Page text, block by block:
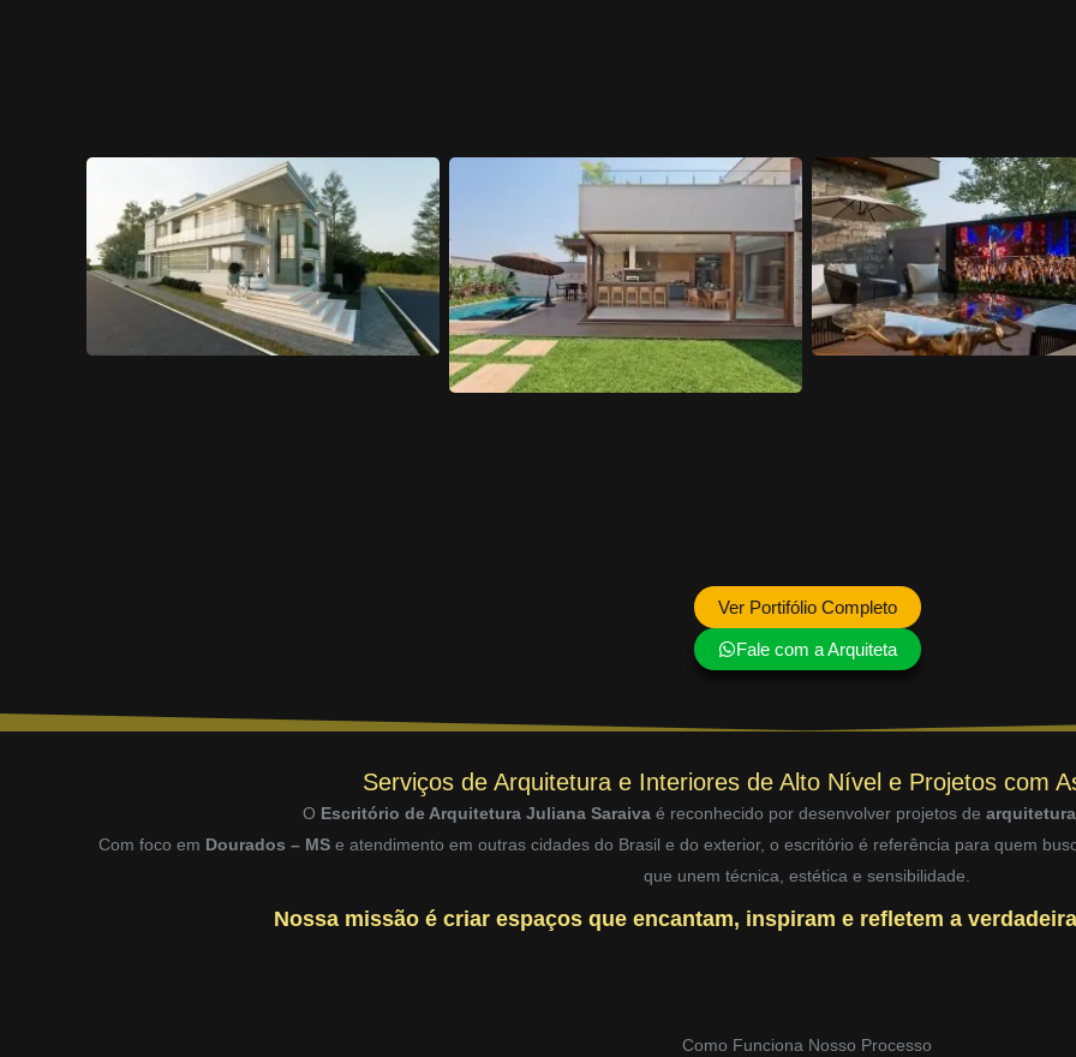
Ver Portifólio Completo
Fale com a Arquiteta
Serviços de Arquitetura e Interiores de Alto Nível e Projetos com
O Escritório de Arquitetura Juliana Saraivaé reconhecido por desenvolver projetos de
Com foco em Dourados – MS e atendimento em outras cidades do Brasil e do exterior, o escritório é referência para quem
que unem técnica, estética e sensibilidade.
Nossa missão é criar espaços que encantam, inspiram e refletem a
Como Funciona Nosso Processo